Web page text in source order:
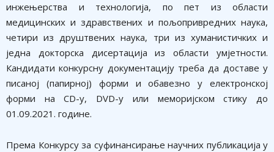
инжењерства и технологија, по пет из области
медицинских и здравствених и пољопривредних наука,
четири из друштвених наука, три из хуманистичких и
једна докторска дисертација из области умјетности.
Кандидати конкурсну документацију треба да доставе у
писаној (папирној) форми и обавезно у електронској
форми на CD-у, DVD-у или меморијском стику до
01.09.2021. године.
Према Конкурсу за суфинансирање научних публикација у